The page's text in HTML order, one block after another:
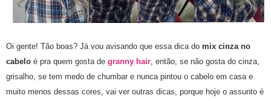
Oi gente! Tão boas? Já vou avisando que essa dica do mix cinza no
cabelo é pra quem gosta de granny hair, então, se não gosta do cinza,
grisalho, se tem medo de chumbar e nunca pintou o cabelo em casa e
muito menos dessas cores, vai ver outras dicas, porque hoje o assunto é